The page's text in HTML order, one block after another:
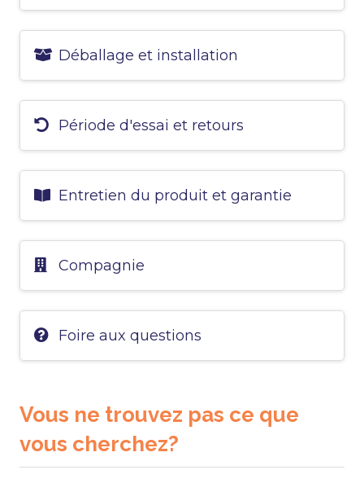
Déballage et installation
Période d'essai et retours
Entretien du produit et garantie
Compagnie
Foire aux questions
Vous ne trouvez pas ce que
vous cherchez?